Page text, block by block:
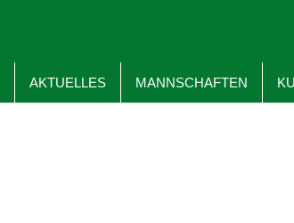
AKTUELLES MANNSCHAFTEN